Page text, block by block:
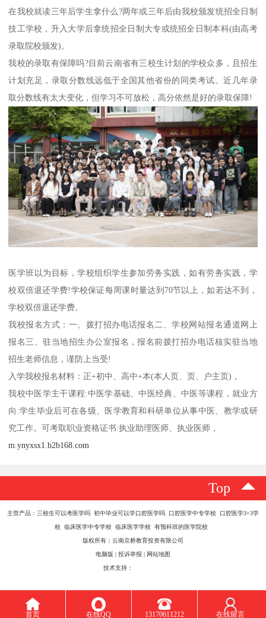
在我校就读三年后学生拿什么?两年或三年后由我校颁发统招全日制
技工学校，升入大学后拿统招全日制大专或统招全日制本科(由高考
录取院校颁发)。
我校的录取有保障吗?目前云南省有三校生计划的学校众多，且招生
计划充足，录取分数线远低于全国其他省份的同类考试。近几年录
取分数线有太大变化，但学习不可放松，高分依然是好的录取保障!
医学班以为目标，学校组织学生参加劳务实践，如有劳务实践，学
校双倍退还学费!学校保证每周课时量达到70节以上，如若达不到，
学校双倍退还学费。
我校报名方式：一、拨打招办电话报名二、学校网站报名通道网上
报名三、驻当地招生办公室报名，报名前拨打招办电话核实驻当地
招生老师信息，谨防上当受!
入学我校报名材料：正+初中、高中+本(本人页、页、户主页)，
我校中医学主干课程:中医学基础、中医经典、中医等课程，就业方
向:学生毕业后可在各级、医学教育和科研单位从事中医、教学或研
究工作。可考取职业资格证书:执业助理医师、执业医师，
m.ynyxsx1.b2b168.com
Top
主营产品：三校生可以考医学吗 初中毕业可以学口腔医学吗 口腔医学中专学校 口腔医学3+3学
校 临床医学中专学校 临床医学学校 有预科班的医学院校
版权所有：云南京桥教育投资有限公司
电脑版 投诉举报 网站地图
技术支持：
首页 在线QQ 13170611212 在线留言